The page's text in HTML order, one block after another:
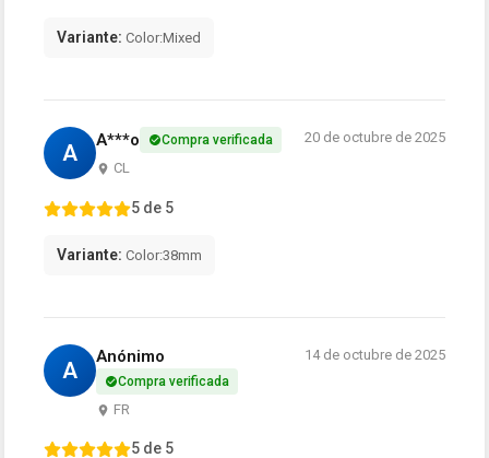
Variante: Color:Mixed
A A***o Compra verificada
CL
20 de octubre de 2025
5 de 5
Variante: Color:38mm
A
Anónimo
Compra verificada
FR
14 de octubre de 2025
5 de 5